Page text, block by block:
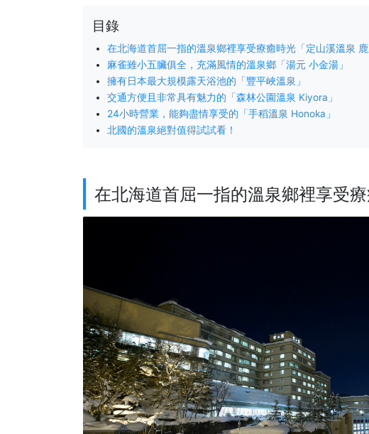
目錄
在北海道首屈一指的溫泉鄉裡享受療癒時光「定山溪溫泉 鹿
麻雀雖小五臟俱全，充滿風情的溫泉鄉「湯元 小金湯」
擁有日本最大規模露天浴池的「豐平峽溫泉」
交通方便且非常具有魅力的「森林公園溫泉 Kiyora」
24小時營業，能夠盡情享受的「手稻溫泉 Honoka」
北國的溫泉絕對值得試試看！
在北海道首屈一指的溫泉鄉裡享受